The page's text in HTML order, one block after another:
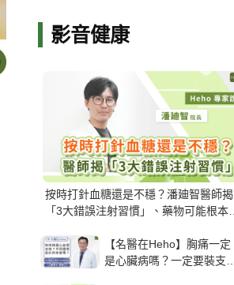
影音健康
按時打針血糖還是不穩？潘廸智醫師揭
「3大錯誤注射習慣」、藥物可能根本沒
【名醫在Heho】胸痛一定
是心臟病嗎？一定要裝支